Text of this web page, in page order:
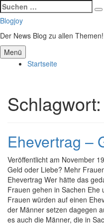
Suchen
nach:
Zum
springen
Blogjoy
Der News Blog zu allen Themen!
Menü
Startseite
Schlagwort:
Ehevertrag –
Veröffentlicht am November
Geld oder Liebe? Mehr
Ehevertrag Wer hätte das
Frauen gehen in Sachen
Frauen würden auf einen
der Männer setzen dagegen
es auch die Männer, die in